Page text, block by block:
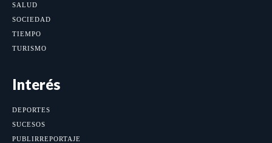
SALUD
SOCIEDAD
TIEMPO
TURISMO
Interés
DEPORTES
SUCESOS
PUBLIRREPORTAJE